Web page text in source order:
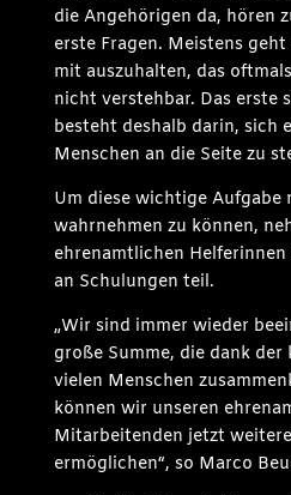
die Angehörigen da, hören
erste Fragen. Meistens
mit auszuhalten, das
nicht verstehbar. Das erste
besteht deshalb darin, sich
Menschen an die Seite zu
Um diese wichtige Aufgabe
wahrnehmen zu können,
ehrenamtlichen
an Schulungen teil.
„Wir sind immer wieder
große Summe, die dank
vielen Menschen
können wir unseren
Mitarbeitenden jetzt
ermöglichen“, so Marco